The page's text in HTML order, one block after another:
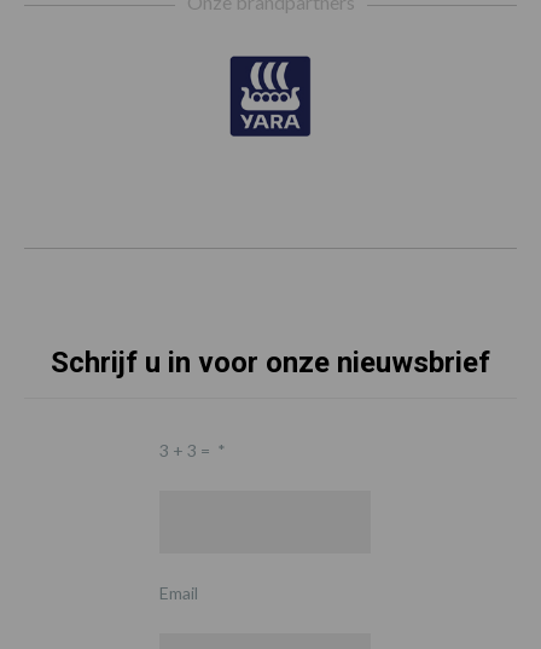
Schrijf u in voor onze nieuwsbrief
3 + 3 = *
Email